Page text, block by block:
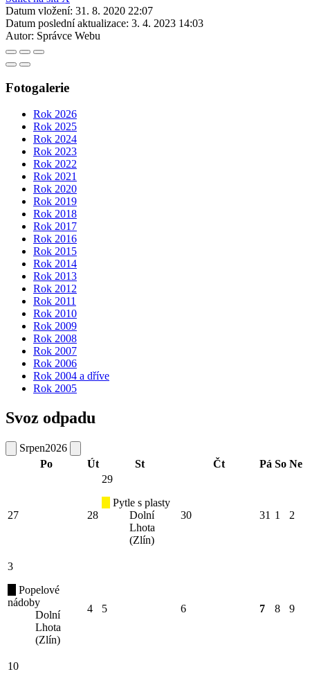
Datum vložení: 31. 8. 2020 22:07
Datum poslední aktualizace: 3. 4. 2023 14:03
Autor: Správce Webu
Fotogalerie
Rok 2026
Rok 2025
Rok 2024
Rok 2023
Rok 2022
Rok 2021
Rok 2020
Rok 2019
Rok 2018
Rok 2017
Rok 2016
Rok 2015
Rok 2014
Rok 2013
Rok 2012
Rok 2011
Rok 2010
Rok 2009
Rok 2008
Rok 2007
Rok 2006
Rok 2004 a dříve
Rok 2005
Svoz odpadu
Srpen2026
Po
Út St Čt Pá So Ne
27 28
29
Pytle s plasty
Dolní
Lhota
(Zlín)
30 31 1 2
3
Popelové
nádoby
Dolní
Lhota
(Zlín)
4 5 6 7 8 9
10